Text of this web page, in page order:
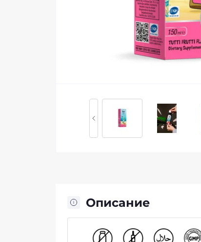
Описание